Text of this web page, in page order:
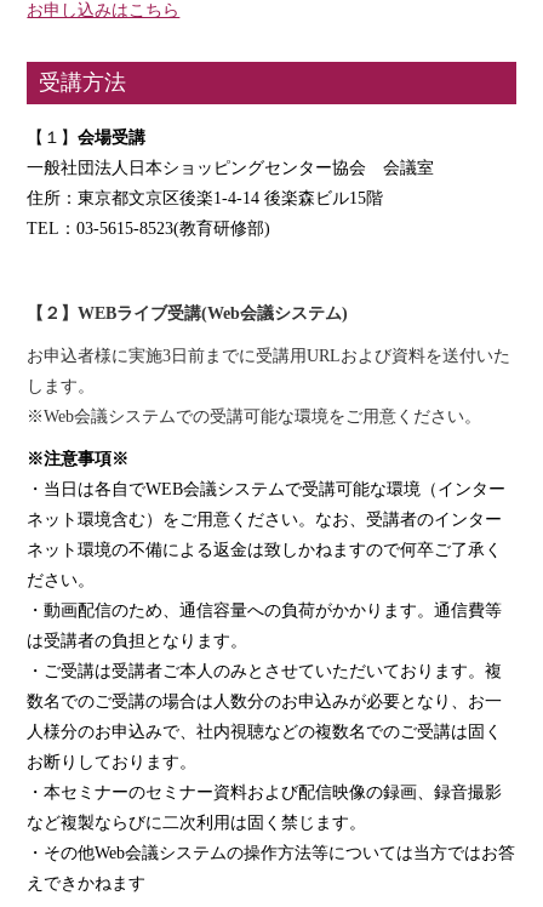
お申し込みはこちら
受講方法
【１】会場受講
一般社団法人日本ショッピングセンター協会 会議室
住所：東京都文京区後楽1-4-14 後楽森ビル15階
TEL：03-5615-8523(教育研修部)
【２】WEBライブ受講(Web会議システム)
お申込者様に実施3日前までに受講用URLおよび資料を送付いた
します。
※Web会議システムでの受講可能な環境をご用意ください。
※注意事項※
・当日は各自でWEB会議システムで受講可能な環境（インター
ネット環境含む）をご用意ください。なお、受講者のインター
ネット環境の不備による返金は致しかねますので何卒ご了承く
ださい。
・動画配信のため、通信容量への負荷がかかります。通信費等
は受講者の負担となります。
・ご受講は受講者ご本人のみとさせていただいております。複
数名でのご受講の場合は人数分のお申込みが必要となり、お一
人様分のお申込みで、社内視聴などの複数名でのご受講は固く
お断りしております。
・本セミナーのセミナー資料および配信映像の録画、録音撮影
など複製ならびに二次利用は固く禁じます。
・その他Web会議システムの操作方法等については当方ではお答
えできかねます